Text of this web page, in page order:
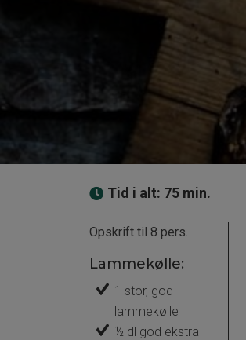
Tid i alt: 75 min.
Opskrift til 8 pers.
Lammekølle:
1 stor, god
lammekølle
½ dl god ekstra